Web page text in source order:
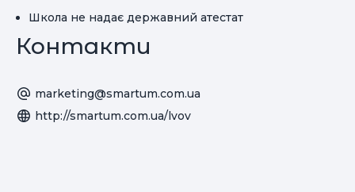
Школа не надає державний атестат
Контакти
marketing@smartum.com.ua
http://smartum.com.ua/lvov